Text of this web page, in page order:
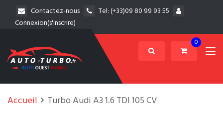
Contactez-nous Tel:(+33)09 80 99 93 55
Connexion(s'inscrire)
0
Accueil Turbo Audi A3 1.6 TDI 105 CV